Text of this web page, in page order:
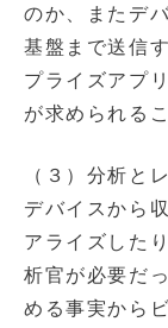
のか、またデ
基盤まで送信
プライズアプ
が求められる
（３）分析と
デバイスから
アライズした
析官が必要だ
める事実から